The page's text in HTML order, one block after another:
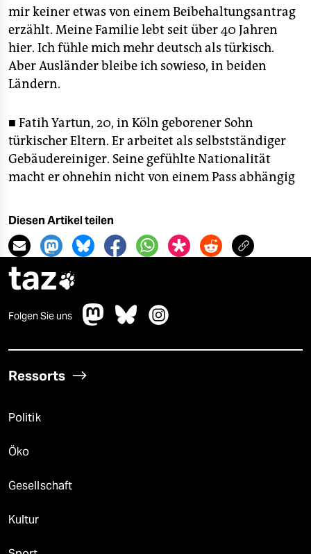
mir keiner etwas von einem Beibehaltungsantrag
erzählt. Meine Familie lebt seit über 40 Jahren
hier. Ich fühle mich mehr deutsch als türkisch.
Aber Ausländer bleibe ich sowieso, in beiden
Ländern.
■ Fatih Yartun, 20, in Köln geborener Sohn
türkischer Eltern. Er arbeitet als selbstständiger
Gebäudereiniger. Seine gefühlte Nationalität
macht er ohnehin nicht von einem Pass abhängig
Diesen Artikel teilen
taz
Folgen Sie uns
Ressorts
Politik
Öko
Gesellschaft
Kultur